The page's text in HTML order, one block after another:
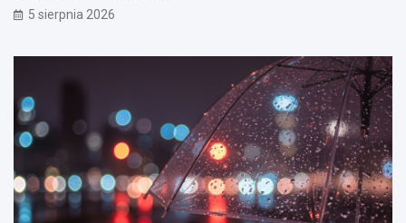
5 sierpnia 2026